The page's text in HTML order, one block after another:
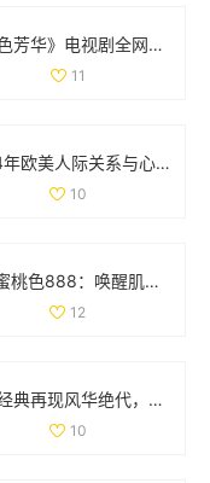
《国色芳华》电视剧全网免费在线观看平台推荐及观看攻略
11
2024年欧美人际关系与心理学发展动态分析与探讨
10
YSL蜜桃色888：唤醒肌肤活力的完美唇膏体验
12
怀旧经典再现风华绝代，重拾1993年辉煌盛世回忆
10